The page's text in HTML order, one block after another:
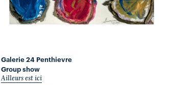
Galerie 24 Penthievre
Group show
Ailleurs est ici